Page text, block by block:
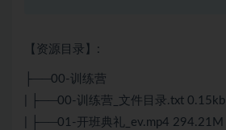
【资源目录】:
├──00-训练营
| ├──00-训练营_文件目录.txt 0.15kb
| ├──01-开班典礼_ev.mp4 294.21M